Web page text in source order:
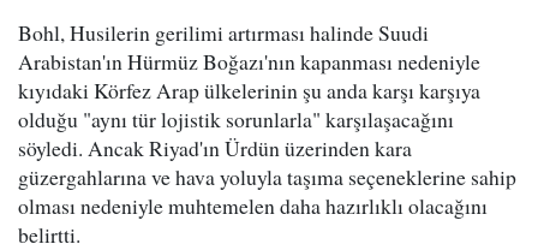
Bohl, Husilerin gerilimi artırması halinde Suudi
Arabistan'ın Hürmüz Boğazı'nın kapanması nedeniyle
kıyıdaki Körfez Arap ülkelerinin şu anda karşı karşıya
olduğu "aynı tür lojistik sorunlarla" karşılaşacağını
söyledi. Ancak Riyad'ın Ürdün üzerinden kara
güzergahlarına ve hava yoluyla taşıma seçeneklerine sahip
olması nedeniyle muhtemelen daha hazırlıklı olacağını
belirtti.